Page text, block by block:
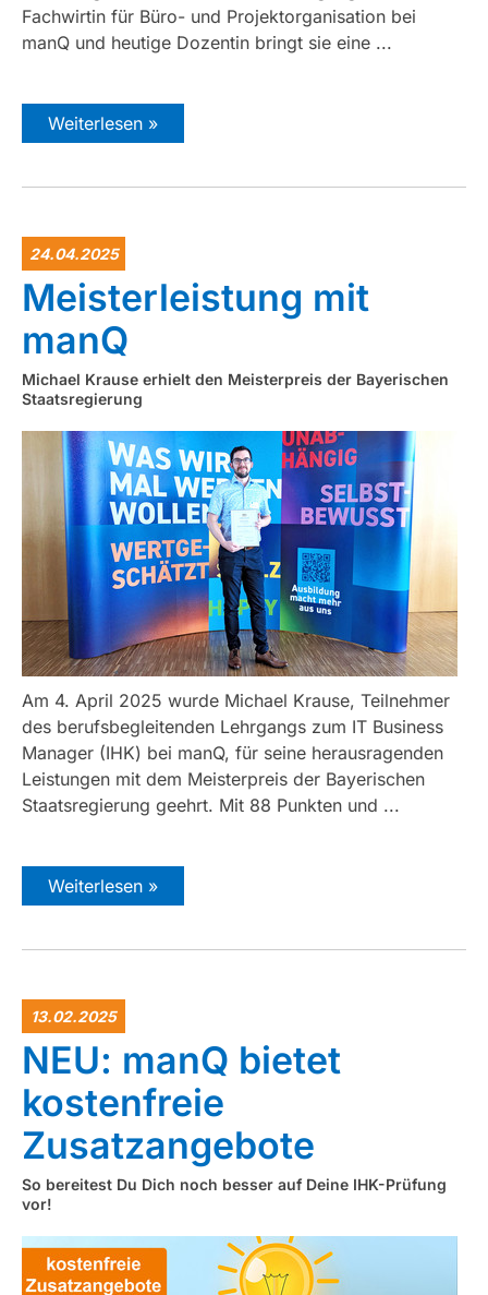
Fachwirtin für Büro- und Projektorganisation bei
manQ und heutige Dozentin bringt sie eine ...
Weiterlesen »
24.04.2025
Meisterleistung mit
manQ
Michael Krause erhielt den Meisterpreis der Bayerischen
Staatsregierung
Am 4. April 2025 wurde Michael Krause, Teilnehmer
des berufsbegleitenden Lehrgangs zum IT Business
Manager (IHK) bei manQ, für seine herausragenden
Leistungen mit dem Meisterpreis der Bayerischen
Staatsregierung geehrt. Mit 88 Punkten und ...
Weiterlesen »
13.02.2025
NEU: manQ bietet
kostenfreie
Zusatzangebote
So bereitest Du Dich noch besser auf Deine IHK-Prüfung
vor!